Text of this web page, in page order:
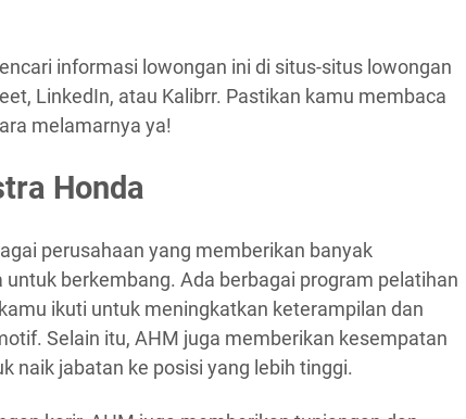
informasi lowongan ini di situs-situs lowongan
LinkedIn, atau Kalibrr. Pastikan kamu membaca
melamarnya ya!
Honda
perusahaan yang memberikan banyak
berkembang. Ada berbagai program pelatihan
ikuti untuk meningkatkan keterampilan dan
Selain itu, AHM juga memberikan kesempatan
naik jabatan ke posisi yang lebih tinggi.